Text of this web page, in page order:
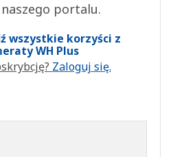
portalu.
wszystkie korzyści z
WH Plus
Zaloguj się.